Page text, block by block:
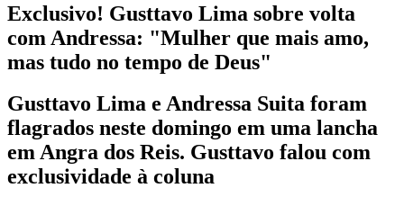
Exclusivo! Gusttavo Lima sobre volta
com Andressa: "Mulher que mais amo,
mas tudo no tempo de Deus"
Gusttavo Lima e Andressa Suita foram
flagrados neste domingo em uma lancha
em Angra dos Reis. Gusttavo falou com
exclusividade à coluna